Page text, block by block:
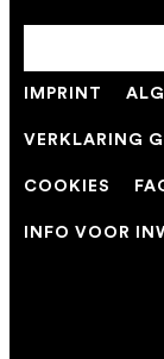
IMPRINT
VERKLARING
COOKIES
INFO VOOR